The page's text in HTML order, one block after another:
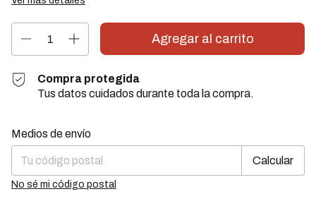
Compra protegida
Tus datos cuidados durante toda la compra.
Entregas para el CP:
Medios de envío
Calcular
No sé mi código postal